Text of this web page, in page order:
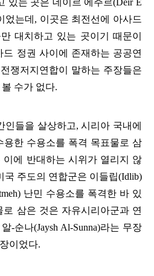
있는 곳은 데이르 에주르(Deir E
었는데 , 이곳은 최전선에 아사드
대치하고 있는 곳이기 때문이
정권 사이에 존재하는 공공연
전쟁저지연합이 말하는 주장들은
수가 없다.
인들을 살상하고,시리아 국내에
한 수용소를 폭격 목표물로 삼
이에 반대하는 시위가 열리지 않
국 주도의 연합군은 이들립(Idlib)
난민 수용소를 폭격한 바 있
로 삼은 것은 자유시리아군과 연
-순나(Jaysh Al-Sunna)라는 무장
이었다.